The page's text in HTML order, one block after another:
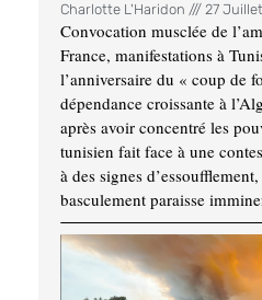
Charlotte L'Haridon 27
Convocation musclée de
France, manifestations à
l’anniversaire du « coup de
dépendance croissante à
après avoir concentré les
tunisien fait face à une
à des signes d’essoufflement,
basculement paraisse